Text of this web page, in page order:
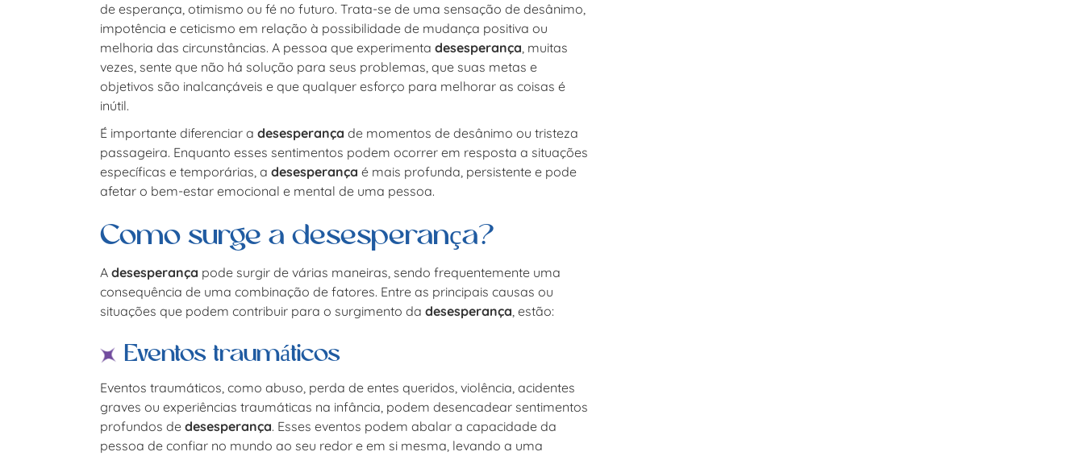
de esperança, otimismo ou fé no futuro. Trata-se de uma sensação de desânimo,
impotência e ceticismo em relação à possibilidade de mudança positiva ou
melhoria das circunstâncias. A pessoa que experimenta desesperança, muitas
vezes, sente que não há solução para seus problemas, que suas metas e
objetivos são inalcançáveis ​​e que qualquer esforço para melhorar as coisas é
inútil.
É importante diferenciar a desesperança de momentos de desânimo ou tristeza
passageira. Enquanto esses sentimentos podem ocorrer em resposta a situações
específicas e temporárias, a desesperança é mais profunda, persistente e pode
afetar o bem-estar emocional e mental de uma pessoa.
Como surge a desesperança?
A desesperança pode surgir de várias maneiras, sendo frequentemente uma
consequência de uma combinação de fatores. Entre as principais causas ou
situações que podem contribuir para o surgimento da desesperança, estão:
Eventos traumáticos
Eventos traumáticos, como abuso, perda de entes queridos, violência, acidentes
graves ou experiências traumáticas na infância, podem desencadear sentimentos
profundos de desesperança. Esses eventos podem abalar a capacidade da
pessoa de confiar no mundo ao seu redor e em si mesma, levando a uma